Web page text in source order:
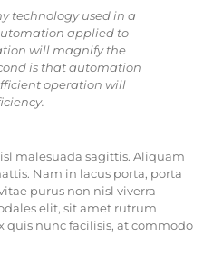
technology used in a
applied to
will magnify the
is that automation
operation will
malesuada sagittis. Aliquam
Nam in lacus porta, porta
purus non nisl viverra
elit, sit amet rutrum
quis nunc facilisis, at commodo